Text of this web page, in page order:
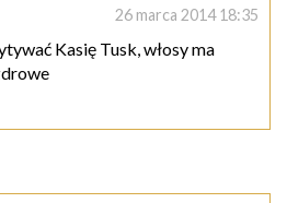
26 marca 2014 18:35
Kasię Tusk, włosy ma